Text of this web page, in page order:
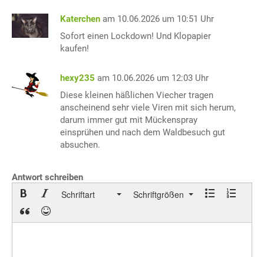
Katerchen am 10.06.2026 um 10:51 Uhr
Sofort einen Lockdown! Und Klopapier
kaufen!
hexy235 am 10.06.2026 um 12:03 Uhr
Diese kleinen häßlichen Viecher tragen
anscheinend sehr viele Viren mit sich herum,
darum immer gut mit Mückenspray
einsprühen und nach dem Waldbesuch gut
absuchen.
Antwort schreiben
Schriftart Schriftgrößen